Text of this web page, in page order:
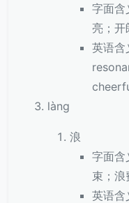
字面
亮；开
英语
làng
浪
字面
束；浪
英语